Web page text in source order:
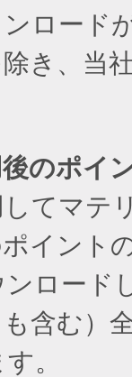
ロード
き、当
のポイ
てマテ
イント
ロード
含む）
。